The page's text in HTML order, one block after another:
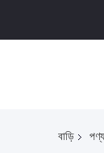
বাড়ি পণ্য